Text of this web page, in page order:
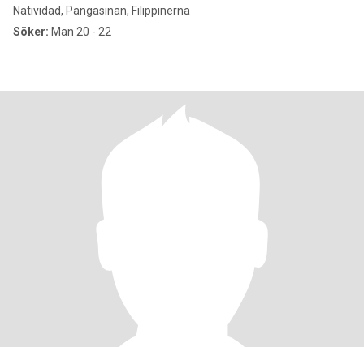
Natividad, Pangasinan, Filippinerna
Söker: Man 20 - 22